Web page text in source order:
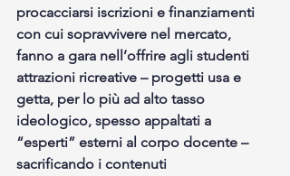
procacciarsi iscrizioni e finanziamenti
con cui sopravvivere nel mercato,
fanno a gara nell’offrire agli studenti
attrazioni ricreative – progetti usa e
getta, per lo più ad alto tasso
ideologico, spesso appaltati a
“esperti” esterni al corpo docente –
sacrificando i contenuti